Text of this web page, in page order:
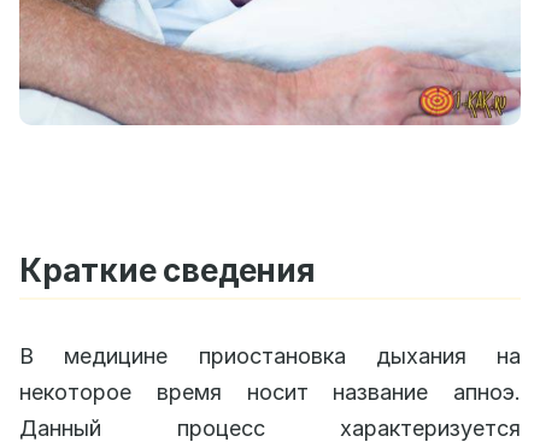
Краткие сведения
В медицине приостановка дыхания на
некоторое время носит название апноэ.
Данный процесс характеризуется